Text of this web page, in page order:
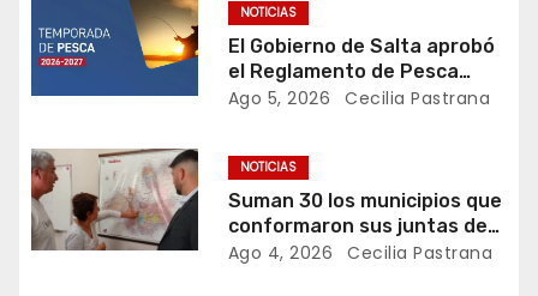
c
i
n
d
NOTICIAS
El Gobierno de Salta aprobó
el Reglamento de Pesca
Deportiva para la temporada
Ago 5, 2026 Cecilia Pastrana
NOTICIAS
Suman 30 los municipios que
conformaron sus juntas de
Defensa Civil
Ago 4, 2026 Cecilia Pastrana